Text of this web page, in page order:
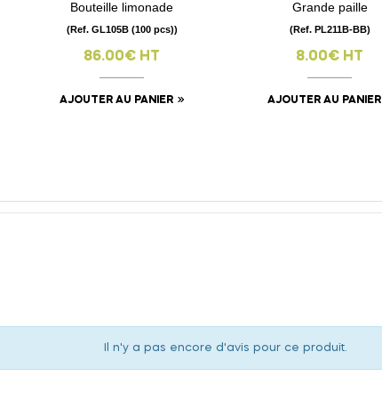
visibility
Bouteille limonade
(Ref. GL105B (100 pcs))
86.00€ HT
AJOUTER AU PANIER
visibility
Grande paille
(Ref. PL211B-BB)
8.00€ HT
AJOUTER AU PANIER
Il n'y a pas encore d'avis pour ce produit.